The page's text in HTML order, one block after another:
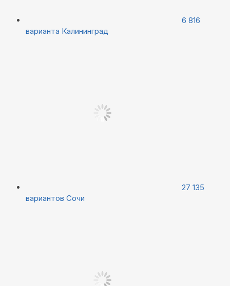
6 816
варианта Калининград
27 135
вариантов Сочи